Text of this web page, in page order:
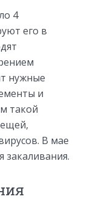
4
его в
нужные
и
такой
В мае
закаливания.